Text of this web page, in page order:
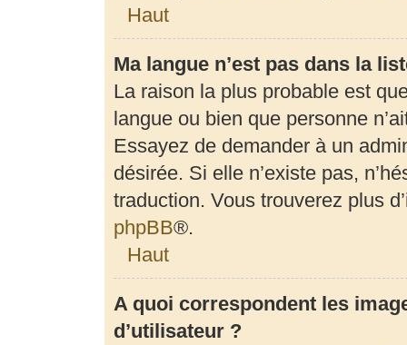
Haut
Ma langue n’est pas dans la
La raison la plus probable est
langue ou bien que personne
Essayez de demander à un
désirée. Si elle n’existe pas,
traduction. Vous trouverez plus
phpBB®.
Haut
A quoi correspondent les
d’utilisateur ?